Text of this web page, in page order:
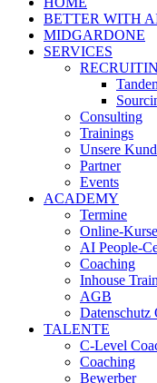
BETTER WITH
MIDGARDONE
SERVICES
Consulting
Trainings
Unsere
Partner
Events
ACADEMY
Termine
Online-Kurse
AI People-
Coaching
Inhouse
AGB
Datenschutz
TALENTE
C-Level
Coaching
Bewerber